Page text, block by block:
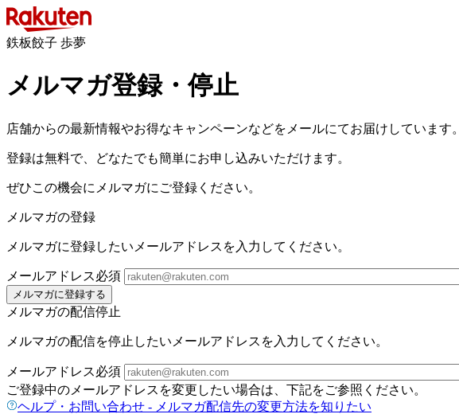
鉄板餃子 歩夢
メルマガ登録・停止
店舗からの最新情報やお得なキャンペーンなどをメールにてお届けしています。
登録は無料で、どなたでも簡単にお申し込みいただけます。
ぜひこの機会にメルマガにご登録ください。
メルマガの登録
メルマガに登録したいメールアドレスを入力してください。
メールアドレス必須
メルマガに登録する
メルマガの配信停止
メルマガの配信を停止したいメールアドレスを入力してください。
メールアドレス必須
ご登録中のメールアドレスを変更したい場合は、下記をご参照ください。
ヘルプ・お問い合わせ - メルマガ配信先の変更方法を知りたい